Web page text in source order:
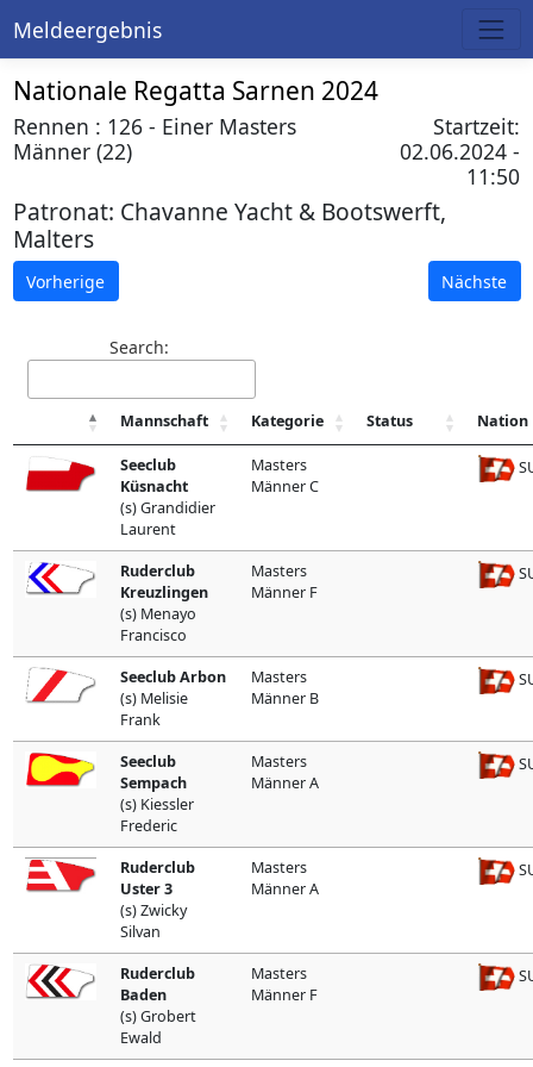
Meldeergebnis
Nationale Regatta Sarnen 2024
Rennen : 126 - Einer Masters
Männer (22)
Startzeit:
02.06.2024 -
11:50
Patronat: Chavanne Yacht & Bootswerft,
Malters
Vorherige Nächste
Search:
Mannschaft Kategorie Status Nation
Seeclub
Küsnacht
(s) Grandidier
Laurent
Masters
Männer C
Ruderclub
Kreuzlingen
(s) Menayo
Francisco
Masters
Männer F
Seeclub Arbon
(s) Melisie
Frank
Masters
Männer B
Seeclub
Sempach
(s) Kiessler
Frederic
Masters
Männer A
Ruderclub
Uster 3
(s) Zwicky
Silvan
Masters
Männer A
Ruderclub
Baden
(s) Grobert
Ewald
Masters
Männer F